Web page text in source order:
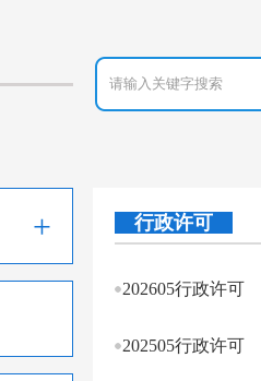
行政许可
202605行政许可
202505行政许可